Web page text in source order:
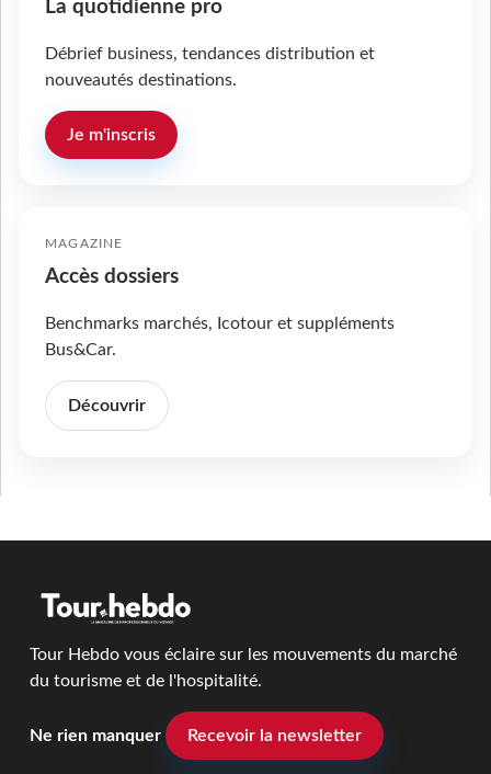
La quotidienne pro
Débrief business, tendances distribution et
nouveautés destinations.
Je m'inscris
MAGAZINE
Accès dossiers
Benchmarks marchés, Icotour et suppléments
Bus&Car.
Découvrir
Tour Hebdo vous éclaire sur les mouvements du marché
du tourisme et de l'hospitalité.
Ne rien manquer Recevoir la newsletter